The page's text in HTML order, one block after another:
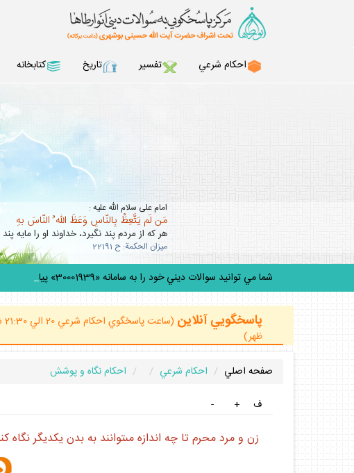
احكام شرعي تفسير تاريخ كتابخانه
امام على سلام الله عليه :
مَن لَم يَتَّعِظْ بِالنّاسِ وَعَظَ اللّه ُ النّاسَ بهِ
هر كه از مردم پند نگيرد، خداوند او را مايه
ميزان الحكمة: ح 22191
شما مي توانيد سوالات ديني خود را به سامانه «30001939» پيامك كن
پاسخگويي آنلاين
ظهر)
صفحه اصلي احكام شرعي
احكام نگاه و پوشش
ف
+
-
زن و مرد محرم تا چه اندازه مى‏توانند به بدن يكديگر نگاه